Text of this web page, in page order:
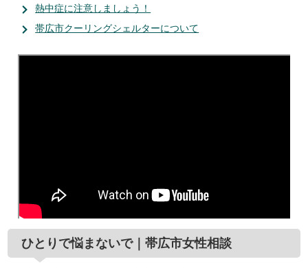
熱中症に注意しましょう！
帯広市クーリングシェルターについて
ひとりで悩まないで｜帯広市女性相談